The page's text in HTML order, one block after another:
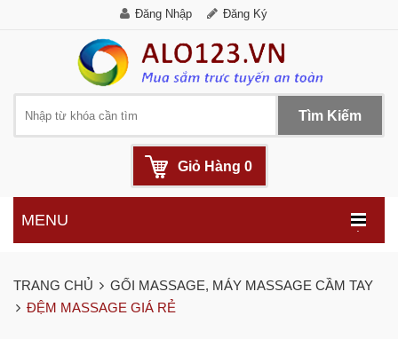
Đăng Nhập Đăng Ký
Tìm Kiếm
Giỏ Hàng 0
.
MENU
TRANG CHỦ
GỐI MASSAGE, MÁY MASSAGE CẦM TAY
ĐỆM MASSAGE GIÁ RẺ